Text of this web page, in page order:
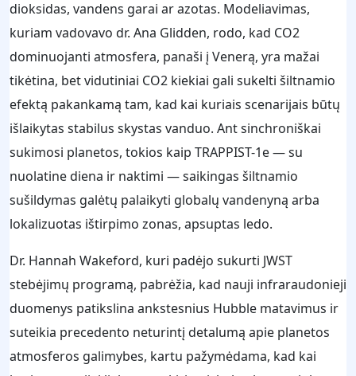
dioksidas, vandens garai ar azotas. Modeliavimas,
kuriam vadovavo dr. Ana Glidden, rodo, kad CO2
dominuojanti atmosfera, panaši į Venerą, yra mažai
tikėtina, bet vidutiniai CO2 kiekiai gali sukelti šiltnamio
efektą pakankamą tam, kad kai kuriais scenarijais būtų
išlaikytas stabilus skystas vanduo. Ant sinchroniškai
sukimosi planetos, tokios kaip TRAPPIST-1e — su
nuolatine diena ir naktimi — saikingas šiltnamio
sušildymas galėtų palaikyti globalų vandenyną arba
lokalizuotas ištirpimo zonas, apsuptas ledo.
Dr. Hannah Wakeford, kuri padėjo sukurti JWST
stebėjimų programą, pabrėžia, kad nauji infraraudonieji
duomenys patikslina ankstesnius Hubble matavimus ir
suteikia precedento neturintį detalumą apie planetos
atmosferos galimybes, kartu pažymėdama, kad kai